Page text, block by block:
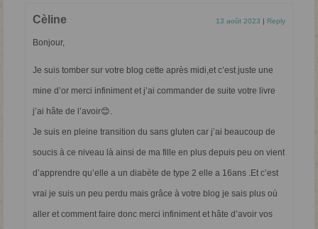
Cèline 13 août 2023 Reply
Bonjour,
Je suis tomber sur votre blog cette après midi,et c’est juste une
mine d’or merci infiniment et j’ai commander de suite votre livre
j’ai hâte de l’avoir😊.
Je suis en pleine transition du sans gluten car j’ai beaucoup de
soucis à ce niveau là ainsi de ma fille en plus depuis peu on vient
d’apprendre qu’elle a un diabète de type 2 elle a 16ans .Et c’est
vrai je suis un peu perdu mais grâce à votre blog je sais plus où
aller et comment faire donc merci infiniment et hâte d’avoir vos